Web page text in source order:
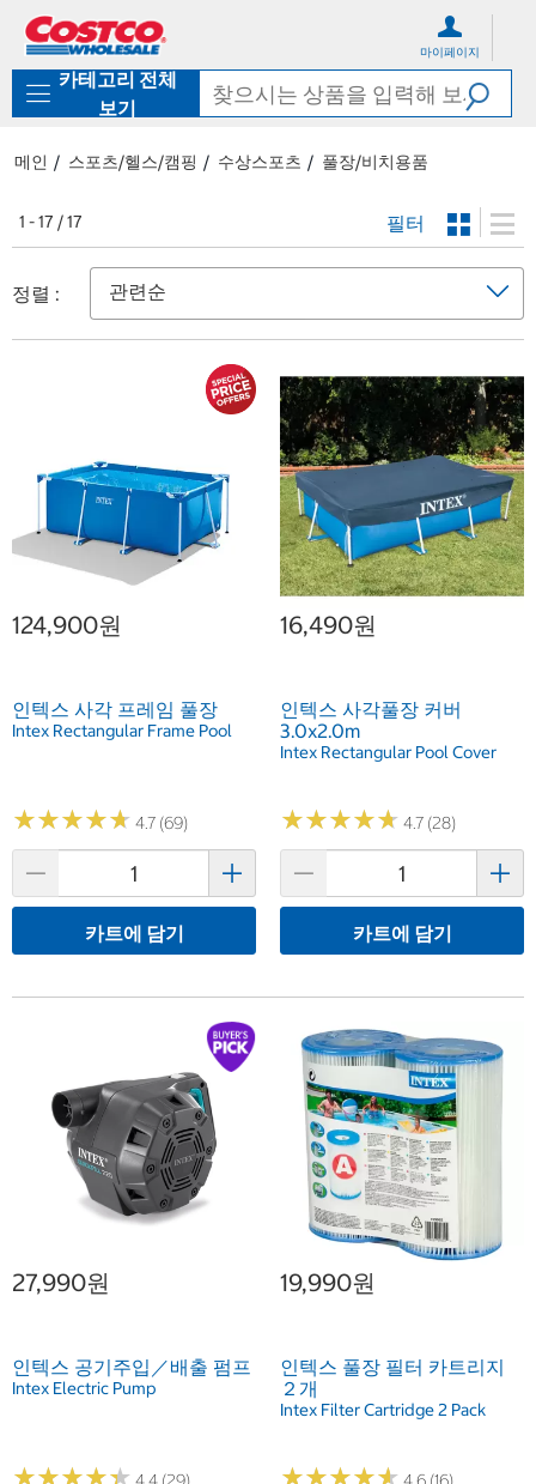
로
기
가
마이페이지
카테고리 전체
보기
메인 스포츠/헬스/캠핑 수상스포츠 풀장/비치용품
1 - 17 / 17 필터
정렬 :
124,900원
인텍스 사각 프레임 풀장
Intex Rectangular Frame Pool
★★★★★
★★★★★ 4.7 (69)
카트에 담기
16,490원
인텍스 사각풀장 커버
3.0x2.0m
Intex Rectangular Pool Cover
★★★★★
★★★★★ 4.7 (28)
카트에 담기
27,990원
인텍스 공기주입／배출 펌프
Intex Electric Pump
★★★★★
★★★★★
19,990원
인텍스 풀장 필터 카트리지
２개
Intex Filter Cartridge 2 Pack
★★★★★
★★★★★